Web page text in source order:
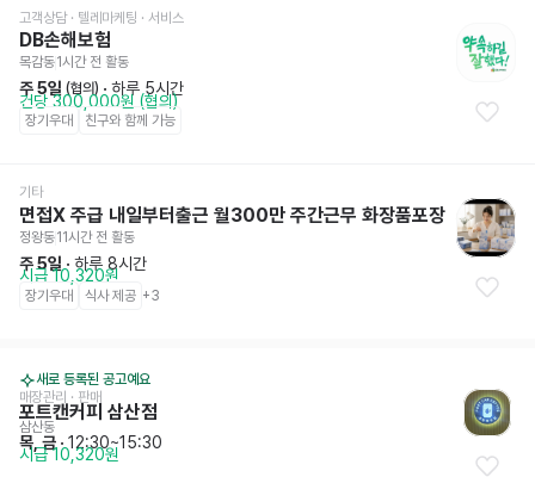
고객상담 · 텔레마케팅 · 서비스
DB손해보험
목감동1시간 전 활동
주 5일 (협의) · 하루 5시간
건당 300,000원 (협의)
장기우대 친구와 함께 가능
기타
면접X 주급 내일부터출근 월300만 주간근무 화장품포장
정왕동11시간 전 활동
주 5일 · 하루 8시간
시급 10,320원
장기우대 식사 제공 +3
새로 등록된 공고예요
매장관리 · 판매
포트캔커피 삼산점
삼산동
목, 금 · 12:30~15:30
시급 10,320원